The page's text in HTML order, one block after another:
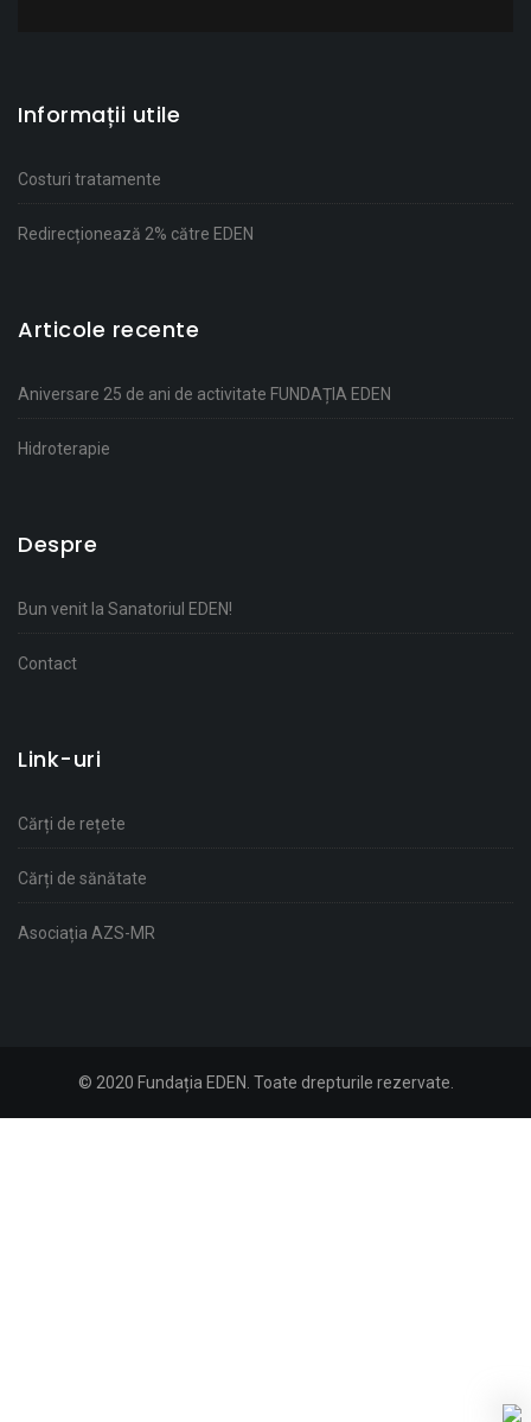
Informații utile
Costuri tratamente
Redirecționează 2% către EDEN
Articole recente
Aniversare 25 de ani de activitate FUNDAȚIA EDEN
Hidroterapie
Despre
Bun venit la Sanatoriul EDEN!
Contact
Link-uri
Cărți de rețete
Cărți de sănătate
Asociația AZS-MR
© 2020 Fundația EDEN. Toate drepturile rezervate.